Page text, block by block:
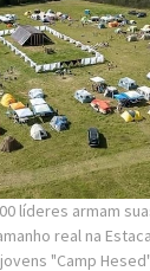
líderes armam
real na
"Camp